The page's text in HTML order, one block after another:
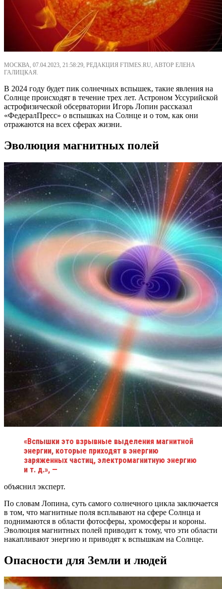
МОСКВА, 07.04.2023, 21:58:29, РЕДАКЦИЯ FTIMES.RU, АВТОР ЕЛЕНА
ГАЛИЦКАЯ.
В 2024 году будет пик солнечных вспышек, такие явления на
Солнце происходят в течение трех лет. Астроном Уссурийской
астрофизической обсерватории Игорь Лопин рассказал
«ФедералПресс» о вспышках на Солнце и о том, как они
отражаются на всех сферах жизни.
Эволюция магнитных полей
«Вспышки это взрывные выделения магнитной
энергии, которые приходят в энергию
заряженных частиц, электромагнитную энергию
и т. д.», —
объяснил эксперт.
По словам Лопина, суть самого солнечного цикла заключается
в том, что магнитные поля всплывают на сфере Солнца и
поднимаются в области фотосферы, хромосферы и короны.
Эволюция магнитных полей приводит к тому, что эти области
накапливают энергию и приводят к вспышкам на Солнце.
Опасности для Земли и людей